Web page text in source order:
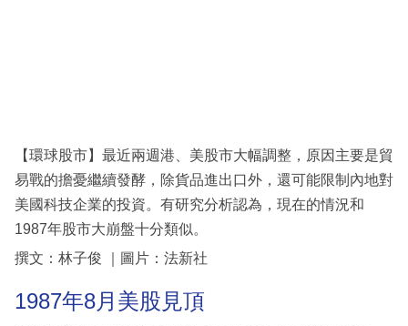
區
【環球股市】最近兩週港、美股市大幅調整，原因主要是貿
易戰的擔憂繼續發酵，除貨品進出口外，還可能限制內地對
美國科技企業的投資。有研究分析認為，現在的情況和
1987年股市大崩盤十分類似。
撰文：林子俊 ｜圖片：法新社
1987年8月美股見頂